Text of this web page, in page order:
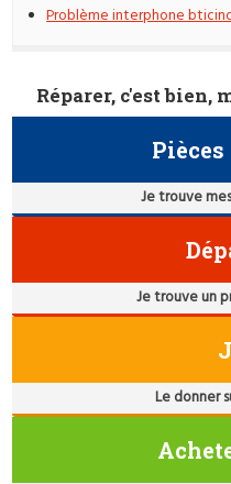
Problème interphone
Réparer, c'est bien,
Pièces
Je trouve
Je trouve un
Le donner